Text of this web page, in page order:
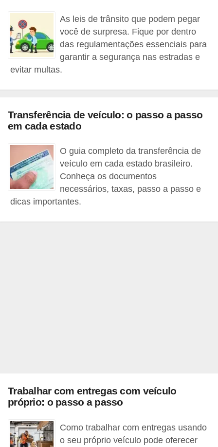
As leis de trânsito que podem pegar
você de surpresa. Fique por dentro
das regulamentações essenciais para
garantir a segurança nas estradas e
evitar multas.
Transferência de veículo: o passo a passo
em cada estado
O guia completo da transferência de
veículo em cada estado brasileiro.
Conheça os documentos
necessários, taxas, passo a passo e
dicas importantes.
Trabalhar com entregas com veículo
próprio: o passo a passo
Como trabalhar com entregas usando
o seu próprio veículo pode oferecer
a
i
s
A
o
m
ó
v
e
i
s
i
c
l
e